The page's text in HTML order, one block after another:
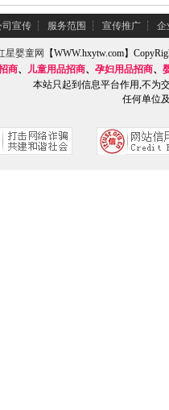
司宣传 ┆ 服务范围 ┆ 宣传推广 ┆ 企
星婴童网
【WWW.hxytw.com】
商、 儿童用品招商、 孕妇用品招商、
本站只起到信息平台作用,不为
任何单位